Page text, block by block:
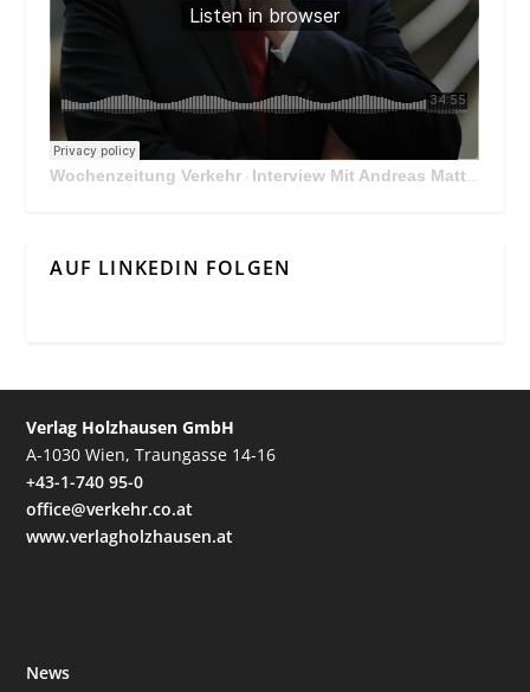
Wochenzeitung Verkehr · Interview Mit Andreas Matthä, CEO der ÖBB Holding
AUF LINKEDIN FOLGEN
Verlag Holzhausen GmbH
A-1030 Wien, Traungasse 14-16
+43-1-740 95-0
office@verkehr.co.at
www.verlagholzhausen.at
News